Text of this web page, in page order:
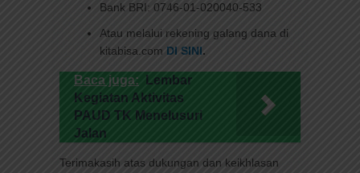
Bank BRI: 0746-01-020040-533
Atau melalui rekening galang dana di
kitabisa.com DI SINI.
Baca juga:
Lembar
Kegiatan Aktivitas
PAUD TK Menelusuri
Jalan
Terimakasih atas dukungan dan keikhlasan